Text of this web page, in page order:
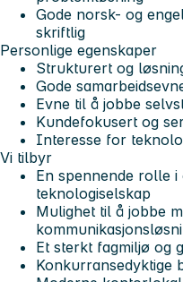
Gode norsk- og
skriftlig
Personlige egenskaper
Strukturert og
Gode
Evne til å jobbe
Kundefokusert og
Interesse for
Vi tilbyr
En spennende rolle
teknologiselskap
Mulighet til å jobbe
Et sterkt fagmiljø og
Konkurransedyktige